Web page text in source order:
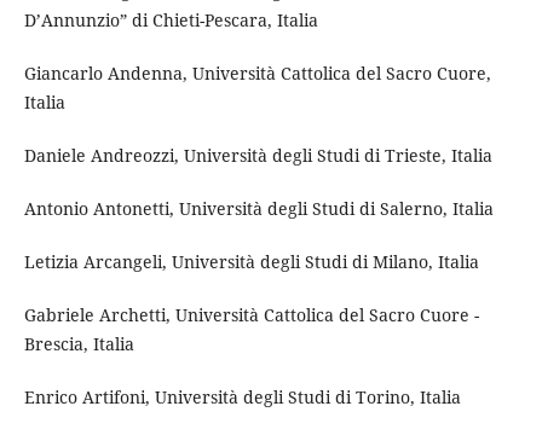
D’Annunzio” di Chieti-Pescara, Italia
Giancarlo Andenna, Università Cattolica del Sacro Cuore,
Italia
Daniele Andreozzi, Università degli Studi di Trieste, Italia
Antonio Antonetti, Università degli Studi di Salerno, Italia
Letizia Arcangeli, Università degli Studi di Milano, Italia
Gabriele Archetti, Università Cattolica del Sacro Cuore -
Brescia, Italia
Enrico Artifoni, Università degli Studi di Torino, Italia